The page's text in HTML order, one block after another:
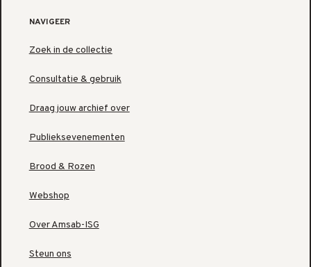
NAVIGEER
Zoek in de collectie
Consultatie & gebruik
Draag jouw archief over
Publieksevenementen
Brood & Rozen
Webshop
Over Amsab-ISG
Steun ons